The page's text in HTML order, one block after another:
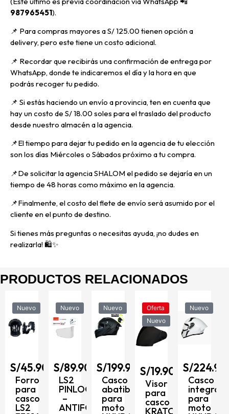
987965451).
📌 Para compras mayores a S/ 125.00 tienen opción a
delivery, pero este tiene un costo adicional.
📌 Recordar que recibirás una confirmación de entrega por
WhatsApp, donde te indicaremos el día y la hora en que
podrás recoger tu pedido.
📌 Si estás haciendo un envío a provincia, ten en cuenta que
hay un costo de S/ 18.00 soles para el traslado del producto
desde nuestro almacén a la agencia.
📌El tiempo para dejar tu pedido en la agencia de tu elección
son los días Miércoles o Sábados próximo a tu compra.
📌De solicitar la agencia SHALOM el pedido se dejaría en un
tiempo de 48 horas como máximo en la agencia.
📌Finalmente, el costo del flete de envío será asumido por el
cliente en el punto de destino.
Si tienes más preguntas o necesitas ayuda, ¡no dudes en
realizarla! 🛍️✨
PRODUCTOS RELACIONADOS
Nuevo
S/45.90
Forro
para
casco
LS2
Nuevo
S/89.90
LS2
PINLOCK
–
ANTIFOG
Nuevo
S/199.90
Casco
abatible
para
moto
Oferta
Nuevo
S/19.90
Visor
para
casco
KRATOZ
Nuevo
S/224.90
Casco
integral
para
moto